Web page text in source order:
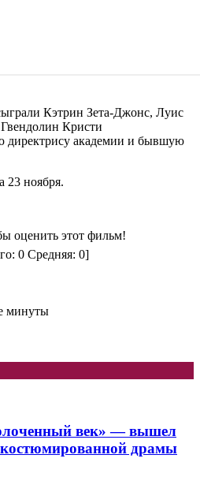
Кэтрин Зета-Джонс, Луис
Кристи
директрису академии и бывшую
23 ноября.
оценить этот фильм!
0Средняя: 0]
минуты
век» — вышел
костюмированной драмы